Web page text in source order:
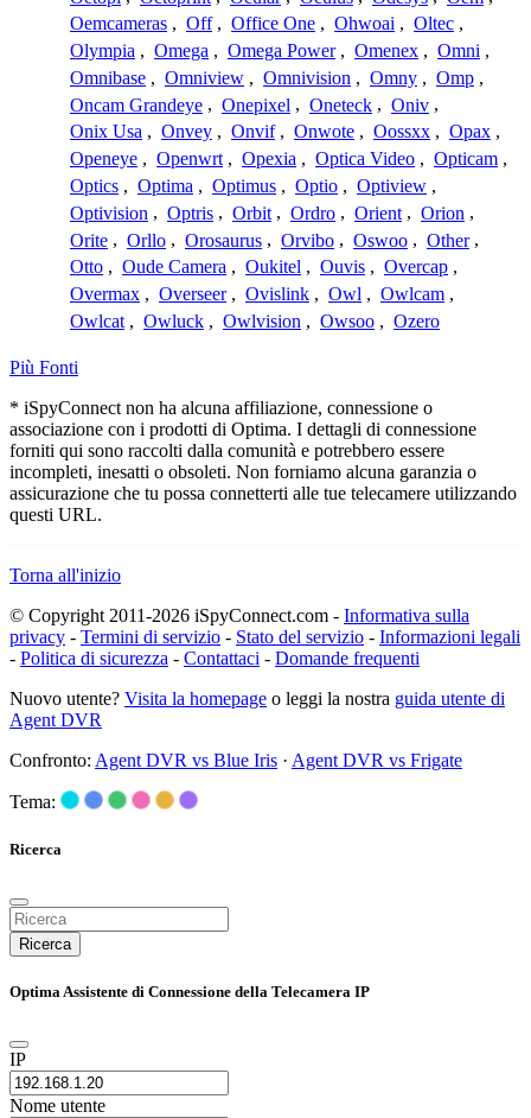
Oemcameras , Off , Office One , Ohwoai , Oltec ,
Olympia , Omega , Omega Power , Omenex , Omni ,
Omnibase , Omniview , Omnivision , Omny , Omp ,
Oncam Grandeye , Onepixel , Oneteck , Oniv ,
Onix Usa , Onvey , Onvif , Onwote , Oossxx , Opax ,
Openeye , Openwrt , Opexia , Optica Video , Opticam ,
Optics , Optima , Optimus , Optio , Optiview ,
Optivision , Optris , Orbit , Ordro , Orient , Orion ,
Orite , Orllo , Orosaurus , Orvibo , Oswoo , Other ,
Otto , Oude Camera , Oukitel , Ouvis , Overcap ,
Overmax , Overseer , Ovislink , Owl , Owlcam ,
Owlcat , Owluck , Owlvision , Owsoo , Ozero
Più Fonti
* iSpyConnect non ha alcuna affiliazione, connessione o
associazione con i prodotti di Optima. I dettagli di connessione
forniti qui sono raccolti dalla comunità e potrebbero essere
incompleti, inesatti o obsoleti. Non forniamo alcuna garanzia o
assicurazione che tu possa connetterti alle tue telecamere utilizzando
questi URL.
Torna all'inizio
© Copyright 2011-2026 iSpyConnect.com - Informativa sulla
privacy - Termini di servizio - Stato del servizio - Informazioni legali
- Politica di sicurezza - Contattaci - Domande frequenti
Nuovo utente? Visita la homepage o leggi la nostra guida utente di
Agent DVR
Confronto: Agent DVR vs Blue Iris · Agent DVR vs Frigate
Tema:
Ricerca
Ricerca
Optima Assistente di Connessione della Telecamera IP
IP
Nome utente